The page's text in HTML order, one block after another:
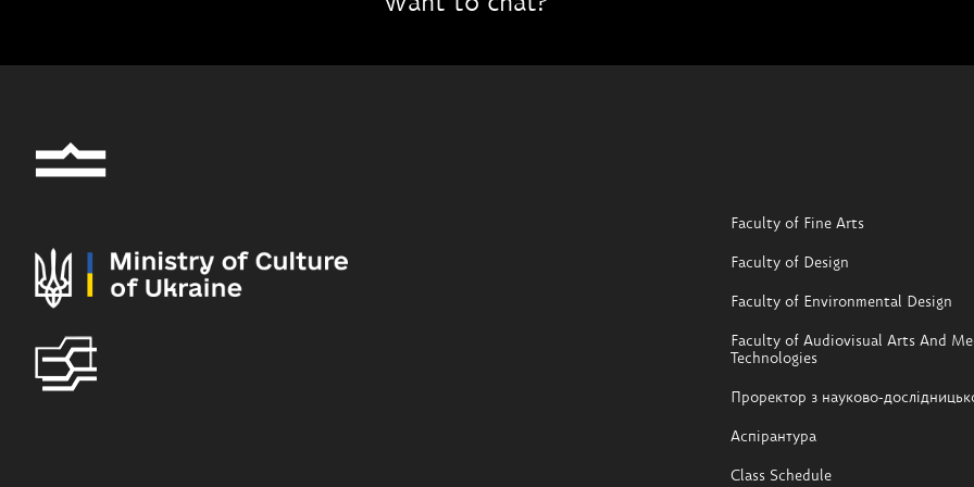
Faculty of Fine Arts
Faculty of Design
Faculty of Environmental Design
Faculty of Audiovisual Arts And
Technologies
Проректор з науково-
Аспірантура
Class Schedule